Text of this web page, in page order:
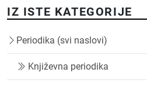
IZ ISTE KATEGORIJE
Periodika (svi naslovi)
Književna periodika